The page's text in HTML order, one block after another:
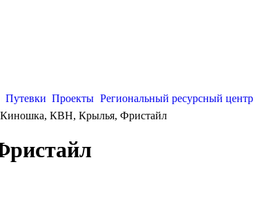
Путевки Проекты Региональный ресурсный центр
Киношка, КВН, Крылья, Фристайл